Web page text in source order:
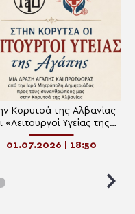
Κορυτσά της Αλβανίας
«Λειτουργοί Υγείας της
Αγάπης» της Ιεράς
Δημητριάδος
01.07.2026 | 18:50